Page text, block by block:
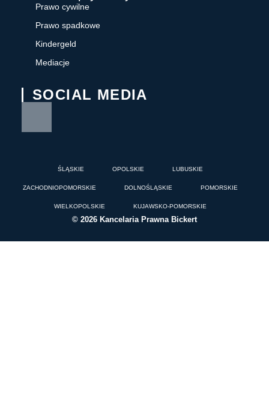
Prawo cywilne
Prawo spadkowe
Kindergeld
Mediacje
SOCIAL MEDIA
ŚLĄSKIE OPOLSKIE LUBUSKIE
ZACHODNIOPOMORSKIE DOLNOŚLĄSKIE POMORSKIE
WIELKOPOLSKIE KUJAWSKO-POMORSKIE
© 2026 Kancelaria Prawna Bickert